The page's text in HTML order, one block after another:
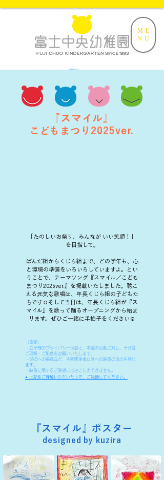
ME
NU
『スマイル』
こどもまつり2025ver.
「たのしいお祭り、みんなが いい笑顔！」
を目指して。
ぱんだ組からくじら組まで、どの学年も、心
と環境の準備をいろいろしていますよ。とい
うことで、テーマソング『スマイル／こども
まつり2025ver.』を掲載いたしました。聴こ
える元気な歌唱は、年長くじら組の子どもた
ちです☺︎そして当日は、年長くじら組が『ス
マイル』を歌って踊るオープニングから始ま
ります。ぜひご一緒に手拍子をください☺︎
（重要）
​・お子様のプライバシー保護と、本園の活動に対し、
十分な
ご理解・ご配慮をお願いいたします。
・SNSへの掲載など、本園関係者以外への映像の流出を禁じ
ます。
・映像に関するご要望にはおこたえできません。
​● 上記をご理解いただいた上で、ご視聴してください。
『スマイル』ポスター
designed by kuzira